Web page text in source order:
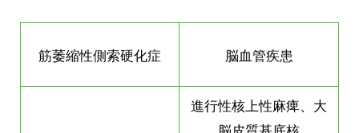
筋萎縮性側索硬化症 脳血管疾患
進行性核上性麻痺、大